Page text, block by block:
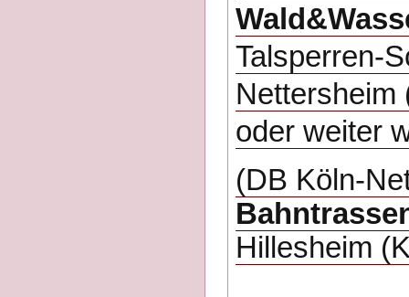
Talsperren-
Nettersheim
oder weiter
(DB Köln-
Hillesheim